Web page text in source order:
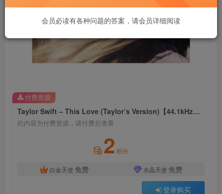
Taylor Swift – This Love (Taylor’s Version)【44.1kHz／16bit】法国区
此内容为付费资源，请付费后查看
2 积分
白金天使 免费 水晶天使 免费
登录购买
付费资源
会员必读有各种问题的答案，请会员详细阅读